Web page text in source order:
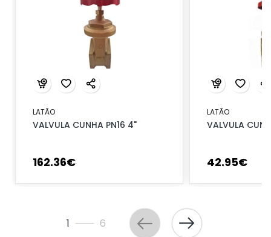
LATÃO
VALVULA CUNHA PN16 4"
162.36€
LATÃO
VALVULA
42.95€
1 6